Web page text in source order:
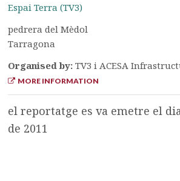
Espai Terra (TV3)
pedrera del Mèdol
Tarragona
Organised by:TV3 i ACESA
MORE INFORMATION
el reportatge es va emetre el
de 2011